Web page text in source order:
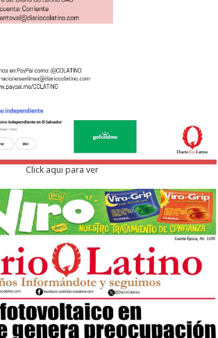
Click aqui para ver